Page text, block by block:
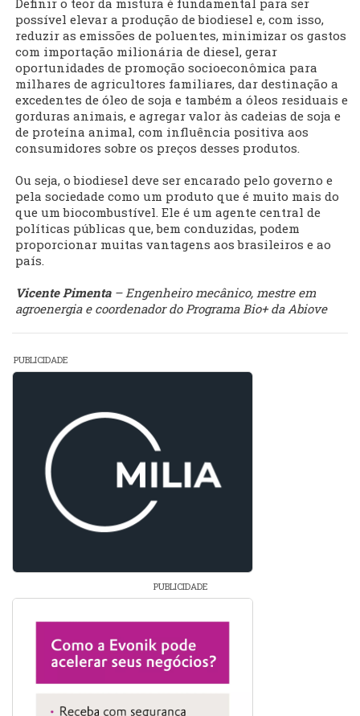
Definir o teor da mistura é fundamental para ser
possível elevar a produção de biodiesel e, com isso,
reduzir as emissões de poluentes, minimizar os gastos
com importação milionária de diesel, gerar
oportunidades de promoção socioeconômica para
milhares de agricultores familiares, dar destinação a
excedentes de óleo de soja e também a óleos residuais e
gorduras animais, e agregar valor às cadeias de soja e
de proteína animal, com influência positiva aos
consumidores sobre os preços desses produtos.
Ou seja, o biodiesel deve ser encarado pelo governo e
pela sociedade como um produto que é muito mais do
que um biocombustível. Ele é um agente central de
políticas públicas que, bem conduzidas, podem
proporcionar muitas vantagens aos brasileiros e ao
país.
Vicente Pimenta– Engenheiro mecânico, mestre em
agroenergia e coordenador do Programa Bio+ da Abiove
PUBLICIDADE
PUBLICIDADE